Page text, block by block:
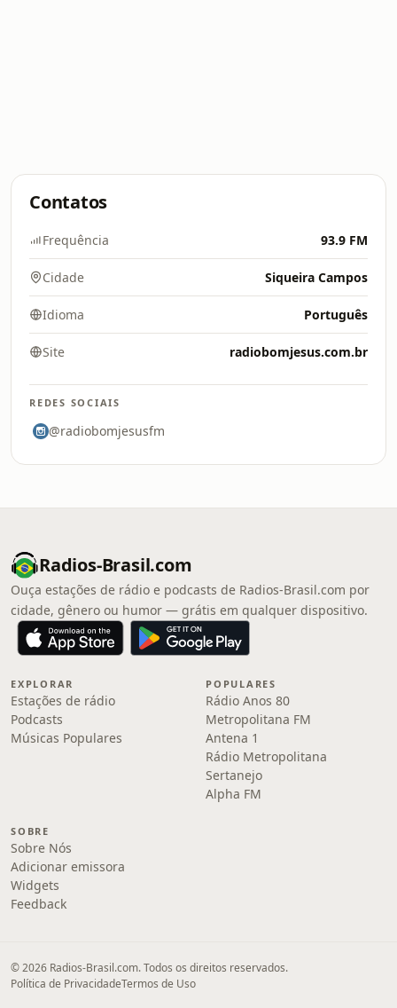
Contatos
Frequência 93.9 FM
Cidade Siqueira Campos
Idioma Português
Site radiobomjesus.com.br
REDES SOCIAIS
@radiobomjesusfm
Radios-Brasil.com
Ouça estações de rádio e podcasts de Radios-Brasil.com por
cidade, gênero ou humor — grátis em qualquer dispositivo.
EXPLORAR
Estações de rádio
Podcasts
Músicas Populares
POPULARES
Rádio Anos 80
Metropolitana FM
Antena 1
Rádio Metropolitana
Sertanejo
Alpha FM
SOBRE
Sobre Nós
Adicionar emissora
Widgets
Feedback
© 2026 Radios-Brasil.com. Todos os direitos reservados.
Política de PrivacidadeTermos de Uso